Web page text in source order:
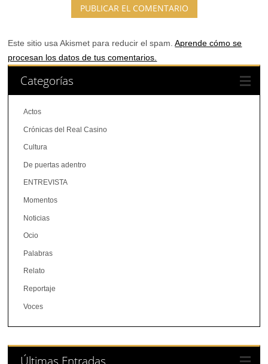
Este sitio usa Akismet para reducir el spam.Aprende cómo se
procesan los datos de tus comentarios.
Categorías
Actos
Crónicas del Real Casino
Cultura
De puertas adentro
ENTREVISTA
Momentos
Noticias
Ocio
Palabras
Relato
Reportaje
Voces
Últimas Entradas